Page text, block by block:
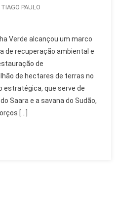
TIAGO PAULO
Verde alcançou um marco
de recuperação ambiental e
de
de hectares de terras no
estratégica, que serve de
Saara e a savana do Sudão,
[…]